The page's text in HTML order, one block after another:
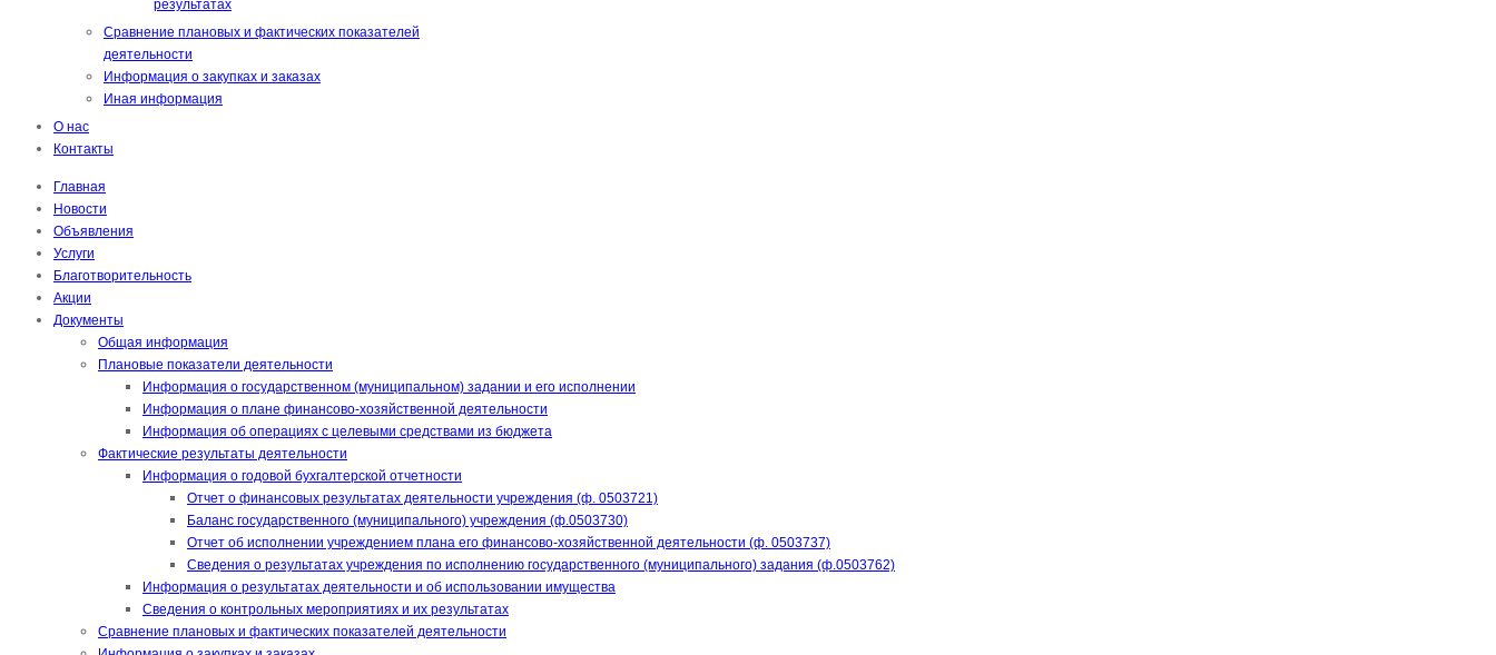
результатах
Сравнение плановых и фактических показателей
деятельности
Информация о закупках и заказах
Иная информация
О нас
Контакты
Главная
Новости
Объявления
Услуги
Благотворительность
Акции
Документы
Общая информация
Плановые показатели деятельности
Информация о государственном (муниципальном) задании и его исполнении
Информация о плане финансово-хозяйственной деятельности
Информация об операциях с целевыми средствами из бюджета
Фактические результаты деятельности
Информация о годовой бухгалтерской отчетности
Отчет о финансовых результатах деятельности учреждения (ф. 0503721)
Баланс государственного (муниципального) учреждения (ф.0503730)
Отчет об исполнении учреждением плана его финансово-хозяйственной деятельности (ф. 0503737)
Сведения о результатах учреждения по исполнению государственного (муниципального) задания (ф.0503762)
Информация о результатах деятельности и об использовании имущества
Сведения о контрольных мероприятиях и их результатах
Сравнение плановых и фактических показателей деятельности